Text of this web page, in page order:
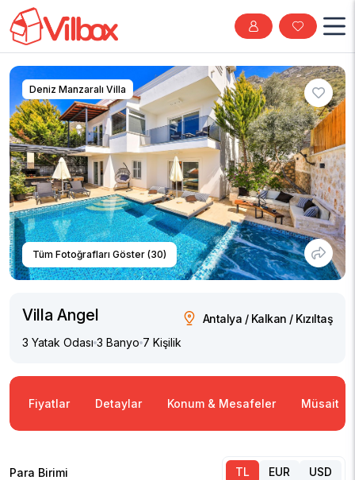
Tüm Fotoğrafları Göster (30)
Deniz Manzaralı Villa
Villa Angel
Antalya / Kalkan / Kızıltaş
3 Yatak Odası 3 Banyo 7 Kişilik
Fiyatlar Detaylar Konum & Mesafeler Müsaitlik
Para Birimi TL EUR USD